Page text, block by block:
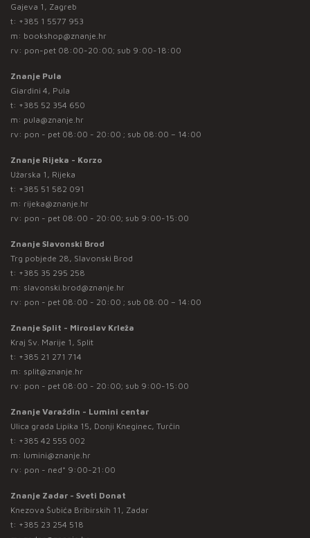
Gajeva 1, Zagreb
t: +385 1 5577 953
m: bookshop@znanje.hr
rv: pon-pet 08:00-20:00; sub 9:00-18:00
Znanje Pula
Giardini 4, Pula
t: +385 52 354 650
m: pula@znanje.hr
rv: pon - pet 08:00 - 20:00 ; sub 08:00 – 14:00
Znanje Rijeka - Korzo
Užarska 1, Rijeka
t: +385 51 582 091
m: rijeka@znanje.hr
rv: pon - pet 08:00 - 20:00; sub 9:00-15:00
Znanje Slavonski Brod
Trg pobjede 28, Slavonski Brod
t: +385 35 295 258
m: slavonski.brod@znanje.hr
rv: pon - pet 08:00 - 20:00 ; sub 08:00 – 14:00
Znanje Split - Miroslav Krleža
Kraj Sv. Marije 1, Split
t: +385 21 271 714
m: split@znanje.hr
rv: pon - pet 08:00 - 20:00; sub 9:00-15:00
Znanje Varaždin - Lumini centar
Ulica grada Lipika 15, Donji Kneginec, Turčin
t: +385 42 555 002
m: lumini@znanje.hr
rv: pon - ned* 9:00-21:00
Znanje Zadar - Sveti Donat
Knezova Šubića Bribirskih 11, Zadar
t: +385 23 254 518